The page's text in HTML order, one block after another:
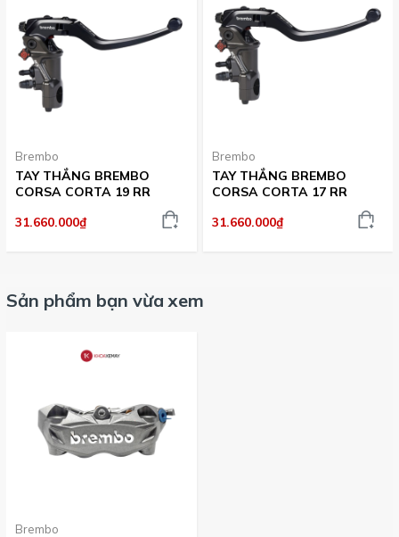
Brembo
TAY THẮNG BREMBO
CORSA CORTA 19 RR
31.660.000₫
Brembo
TAY THẮNG BREMBO
CORSA CORTA 17 RR
31.660.000₫
Sản phẩm bạn vừa xem
Brembo